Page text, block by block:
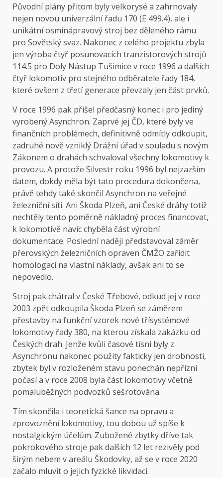
Původní plány přitom byly velkorysé a zahrnovaly
nejen novou univerzální řadu 170 (E 499.4), ale i
unikátní osminápravový stroj bez děleného rámu
pro Sovětský svaz. Nakonec z celého projektu zbyla
jen výroba čtyř posunovacích tranzistorových strojů
114.5 pro Doly Nástup Tušimice v roce 1996 a dalších
čtyř lokomotiv pro stejného odběratele řady 184,
které ovšem z třetí generace převzaly jen část prvků.
V roce 1996 pak přišel předčasný konec i pro jediný
vyrobený Asynchron. Zaprvé jej ČD, které byly ve
finančních problémech, definitivně odmítly odkoupit,
zadruhé nově vzniklý Drážní úřad v souladu s novým
Zákonem o drahách schvaloval všechny lokomotivy k
provozu. A protože Silvestr roku 1996 byl nejzazším
datem, dokdy měla být tato procedura dokončena,
právě tehdy také skončil Asynchron na veřejné
železniční síti. Ani Škoda Plzeň, ani České dráhy totiž
nechtěly tento poměrně nákladný proces financovat,
k lokomotivě navíc chyběla část výrobní
dokumentace. Poslední naději představoval záměr
přerovských železničních opraven ČMŽO zařídit
homologaci na vlastní náklady, avšak ani to se
nepovedlo.
Stroj pak chátral v České Třebové, odkud jej v roce
2003 zpět odkoupila Škoda Plzeň se záměrem
přestavby na funkční vzorek nové třísystémové
lokomotivy řady 380, na kterou získala zakázku od
Českých drah. Jenže kvůli časové tísni byly z
Asynchronu nakonec použity fakticky jen drobnosti,
zbytek byl v rozloženém stavu ponechán nepřízni
počasí a v roce 2008 byla část lokomotivy včetně
pomaluběžných podvozků sešrotována.
Tím skončila i teoretická šance na opravu a
zprovoznění lokomotivy, tou dobou už spíše k
nostalgickým účelům. Zubožené zbytky dříve tak
pokrokového stroje pak dalších 12 let rezivěly pod
širým nebem v areálu Škodovky, až se v roce 2020
začalo mluvit o jejich fyzické likvidaci.